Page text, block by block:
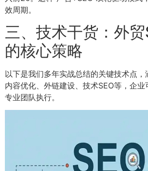
效周期。
三、技术干货：外
的核心策略
以下是我们多年实战总结的关键技术点，
内容优化、外链建设、技术SEO等，企
专业团队执行。